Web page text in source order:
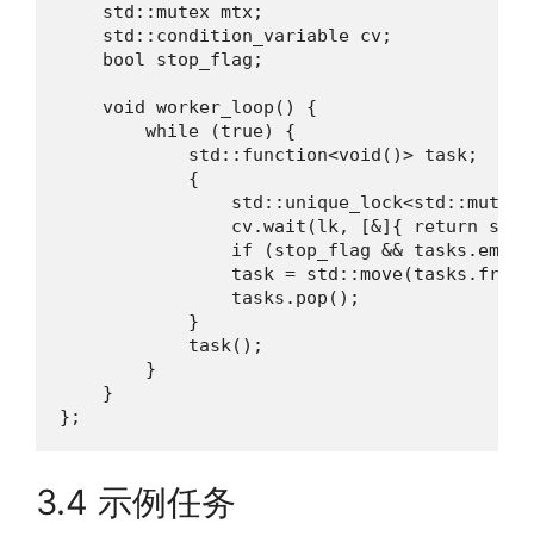
    std::mutex mtx;
    std::condition_variable cv;
    bool stop_flag;
    void worker_loop() {
        while (true) {
            std::function<void()> task;
            {
cv.wait(lk, [&]{ return
if (stop_flag &&
task =
                tasks.pop();
            }
            task();
        }
    }
};
3.4 示例任务